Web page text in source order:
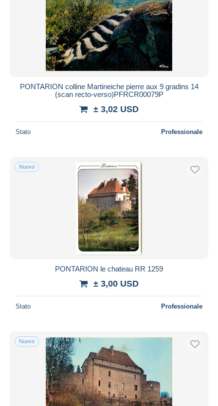
PONTARION colline Martineiche pierre aux 9 gradins 14
(scan recto-verso)PFRCR00079P
± 3,02 USD
Stato Professionale
Nuovo
PONTARION le chateau RR 1259
± 3,00 USD
Stato Professionale
Nuovo